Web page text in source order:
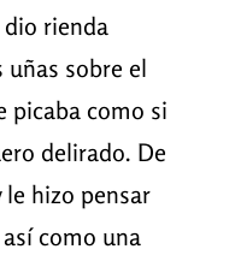
dio rienda
uñas sobre el
picaba como si
delirado. De
hizo pensar
como una